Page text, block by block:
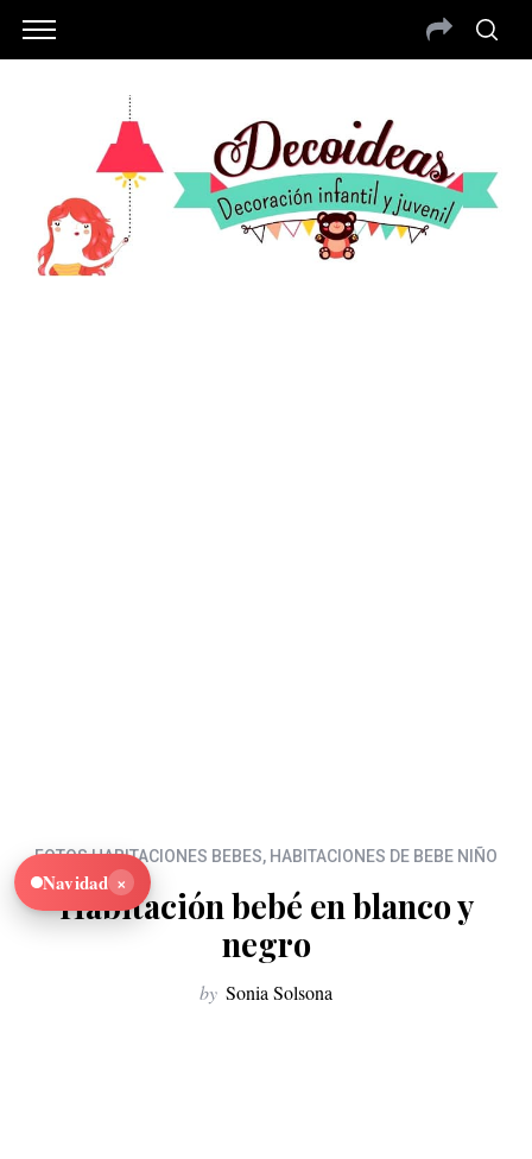
FOTOS HABITACIONES BEBES, HABITACIONES DE BEBE NIÑO
Habitación bebé en blanco y
negro
by Sonia Solsona
Navidad ×